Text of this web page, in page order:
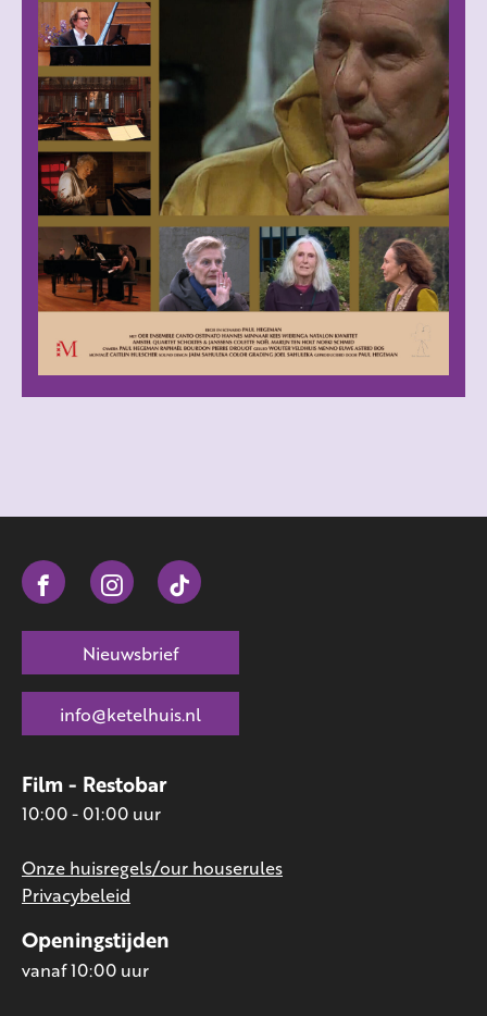
Openingstijden
vanaf 10:00 uur
Film - Restobar
10:00 - 01:00 uur
Onze huisregels/our houserules
Privacybeleid
Nieuwsbrief
info@ketelhuis.nl